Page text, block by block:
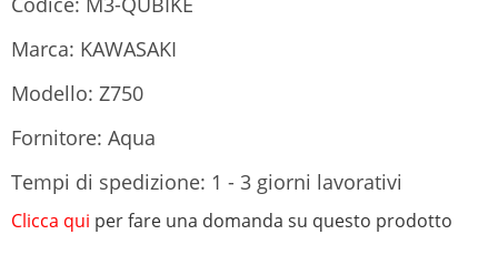
Marca: KAWASAKI
Modello: Z750
Fornitore: Aqua
Tempi di spedizione: 1 - 3 giorni lavorativi
Clicca qui per fare una domanda su questo prodotto